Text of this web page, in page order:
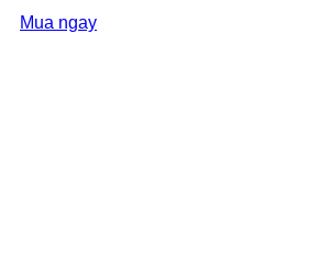
Mua ngay